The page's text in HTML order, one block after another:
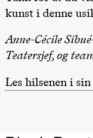
(Black Box
teater)
Lørdag 10. oktober
21.00
Ebnflōh
Store scene
(Black Box
kunst i denne
Anne-Cécile
Teatersjef, og
Les hilsenen i